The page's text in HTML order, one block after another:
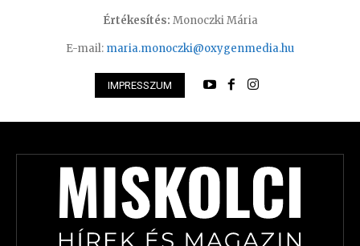
Értékesítés: Monoczki Mária
E-mail: maria.monoczki@oxygenmedia.hu
IMPRESSZUM